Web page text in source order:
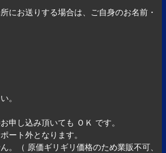
にお送りする場合は、ご自身のお名前・
。
申し込み頂いても ＯＫ です。
ート外となります。
。（ 原価ギリギリ価格のため業販不可、